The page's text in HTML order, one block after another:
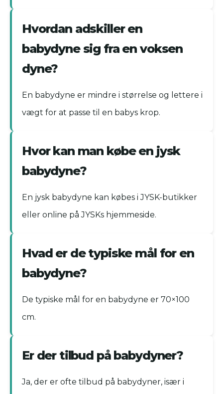
Hvordan adskiller en
babydyne sig fra en voksen
dyne?
En babydyne er mindre i størrelse og lettere i
vægt for at passe til en babys krop.
Hvor kan man købe en jysk
babydyne?
En jysk babydyne kan købes i JYSK-butikker
eller online på JYSKs hjemmeside.
Hvad er de typiske mål for en
babydyne?
De typiske mål for en babydyne er 70×100
cm.
Er der tilbud på babydyner?
Ja, der er ofte tilbud på babydyner, især i